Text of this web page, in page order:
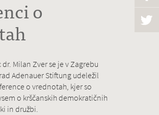
o
Milan Zver se je v Zagrebu
Adenauer Stiftung udeležil
o vrednotah, kjer so
o krščanskih demokratičnih
in družbi.